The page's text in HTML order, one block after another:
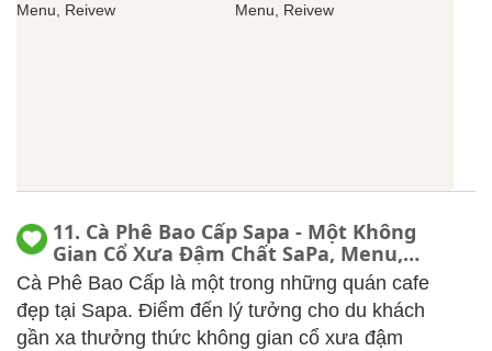
11. Cà Phê Bao Cấp Sapa - Một Không
Gian Cổ Xưa Đậm Chất SaPa, Menu,
Review
Cà Phê Bao Cấp là một trong những quán cafe
đẹp tại Sapa. Điểm đến lý tưởng cho du khách
gần xa thưởng thức không gian cổ xưa đậm